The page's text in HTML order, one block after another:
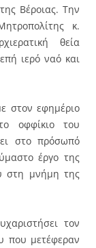
Βέροιας. Την
κ.
θεία
ιερό ναό και
στον εφημέριο
οφφίκιο του
στο πρόσωπό
έργο της
στη μνήμη της
τον
που μετέφεραν